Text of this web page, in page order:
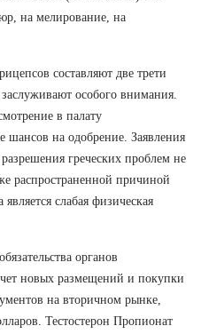
на мелирование, на
составляют две трети
особого внимания.
в палату
шансов на одобрение. Заявления
греческих проблем не
распространенной причиной
слабая физическая
органов
новых размещений и покупки
на вторичном рынке,
Тестостерон Пропионат